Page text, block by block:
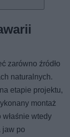
zarówno źródło
naturalnych.
etapie projektu,
montaż
wtedy
jaw po